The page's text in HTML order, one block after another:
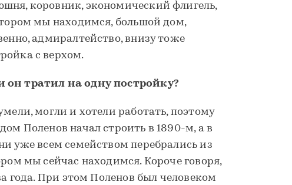
коровник, экономический флигель,
мы находимся, большой дом,
адмиралтейство, внизу тоже
с верхом.
он тратил на одну постройку?
могли и хотели работать, поэтому
Поленов начал строить в 1890-м, а в
уже всем семейством перебрались из
мы сейчас находимся. Короче говоря,
года. При этом Поленов был человеком